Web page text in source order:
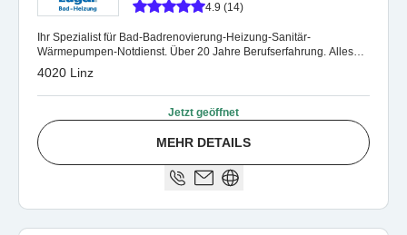
4.9 (14)
Ihr Spezialist für Bad-Badrenovierung-Heizung-Sanitär-
Wärmepumpen-Notdienst. Über 20 Jahre Berufserfahrung. Alles
aus einer Hand.
4020 Linz
Jetzt geöffnet
MEHR DETAILS